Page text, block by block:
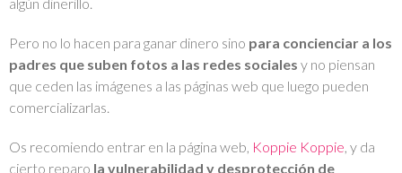
Pero no lo hacen para ganar dinero sino para concienciar a los
padres que suben fotos a las redes sociales y no piensan
que ceden las imágenes a las páginas web que luego pueden
comercializarlas.
Os recomiendo entrar en la página web, Koppie Koppie, y da
cierto reparo la vulnerabilidad y desprotección de